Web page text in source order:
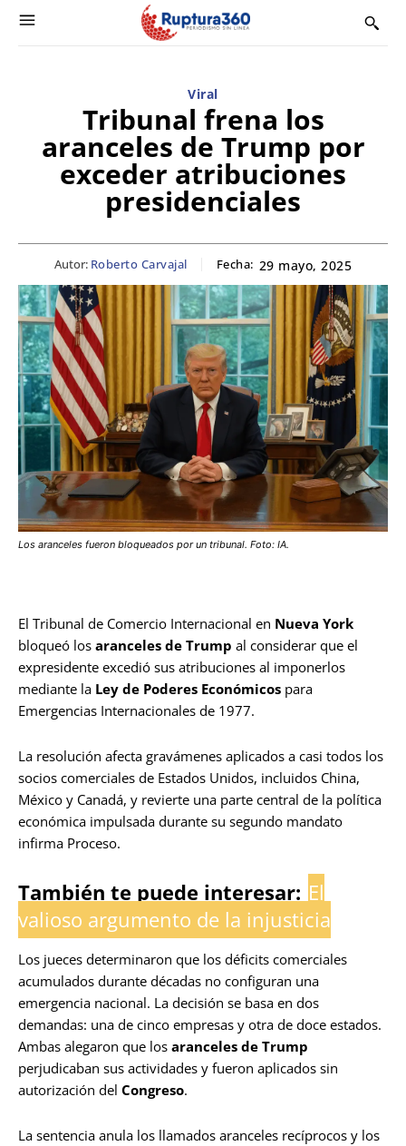
Viral
Tribunal frena los
aranceles de Trump por
exceder atribuciones
presidenciales
Autor: Roberto Carvajal Fecha: 29 mayo, 2025
Los aranceles fueron bloqueados por un tribunal. Foto: IA.
El Tribunal de Comercio Internacional en Nueva York
bloqueó los aranceles de Trump al considerar que el
expresidente excedió sus atribuciones al imponerlos
mediante la Ley de Poderes Económicos para
Emergencias Internacionales de 1977.
La resolución afecta gravámenes aplicados a casi todos los
socios comerciales de Estados Unidos, incluidos China,
México y Canadá, y revierte una parte central de la política
económica impulsada durante su segundo mandato
infirma Proceso.
También te puede interesar: El
valioso argumento de la injusticia
Los jueces determinaron que los déficits comerciales
acumulados durante décadas no configuran una
emergencia nacional. La decisión se basa en dos
demandas: una de cinco empresas y otra de doce estados.
Ambas alegaron que los aranceles de Trump
perjudicaban sus actividades y fueron aplicados sin
autorización del Congreso.
La sentencia anula los llamados aranceles recíprocos y los